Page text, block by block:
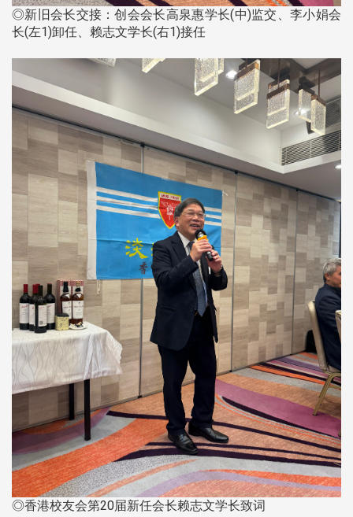
◎新旧会长交接：创会会长高泉惠学长(中)监交、李小娟会
长(左1)卸任、赖志文学长(右1)接任
◎香港校友会第20届新任会长赖志文学长致词